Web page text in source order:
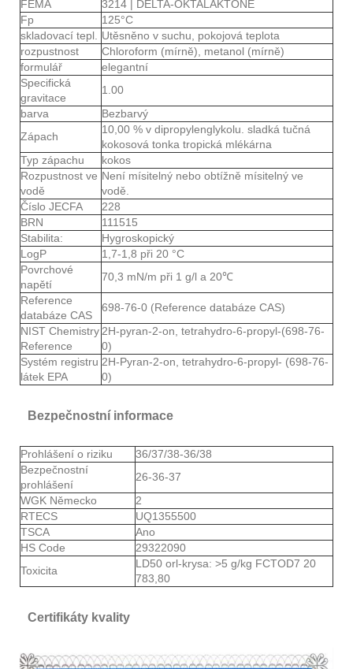
FEMA
3214 | DELTA-OKTALAKTONE
Fp
125°C
skladovací tepl.
Utěsněno v suchu, pokojová teplota
rozpustnost
Chloroform (mírně), metanol (mírně)
formulář
elegantní
Specifická
gravitace
1.00
barva
Bezbarvý
Zápach
10,00 % v dipropylenglykolu. sladká tučná
kokosová tonka tropická mlékárna
Typ zápachu
kokos
Rozpustnost ve
vodě
Není mísitelný nebo obtížně mísitelný ve
vodě.
Číslo JECFA
228
BRN
111515
Stabilita:
Hygroskopický
LogP
1,7-1,8 při 20 °C
Povrchové
napětí
70,3 mN/m při 1 g/l a 20℃
Reference
databáze CAS
698-76-0 (Reference databáze CAS)
NIST Chemistry
Reference
2H-pyran-2-on, tetrahydro-6-propyl-(698-76-
0)
Systém registru
látek EPA
2H-Pyran-2-on, tetrahydro-6-propyl- (698-76-
0)
Bezpečnostní informace
Prohlášení o riziku
36/37/38-36/38
Bezpečnostní
prohlášení
26-36-37
WGK Německo
2
RTECS
UQ1355500
TSCA
Ano
HS Code
29322090
Toxicita
LD50 orl-krysa: >5 g/kg FCTOD7 20
783,80
Certifikáty kvality